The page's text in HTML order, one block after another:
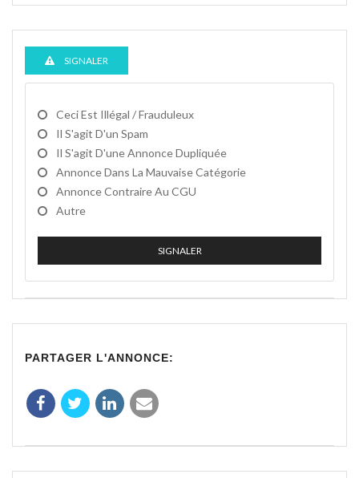
SIGNALER
Ceci Est Illégal / Frauduleux
Il S'agit D'un Spam
Il S'agit D'une Annonce Dupliquée
Annonce Dans La Mauvaise Catégorie
Annonce Contraire Au CGU
Autre
SIGNALER
PARTAGER L'ANNONCE: